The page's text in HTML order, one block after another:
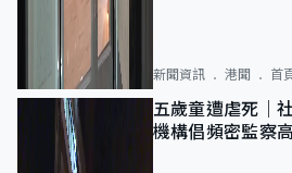
新聞資訊 港聞 首
五歲童遭虐死｜
機構倡頻密監察